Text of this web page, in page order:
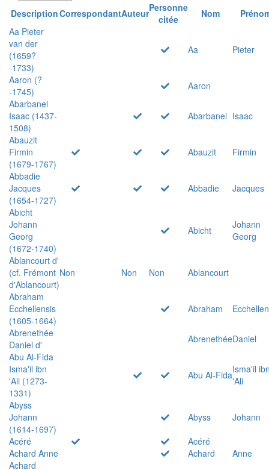
DescriptionCorrespondantAuteurPersonne
citée
Nom
Aa Pieter
van der
(1659?
-1733)
Aa Pieter
Aaron (?
-1745)
Aaron
Abarbanel
Isaac (1437-
1508)
Abarbanel Isaac
Abauzit
Firmin
(1679-1767)
Abauzit
Firmin
Abbadie
Jacques
(1654-1727)
Abbadie
Jacques
Abicht
Johann
Georg
(1672-1740)
Abicht
Johann
Georg
Ablancourt d'
(cf. Frémont
d'Ablancourt)
Non Non Non
Ablancourt
Abraham
Ecchellensis
(1605-1664)
Abraham
Abrenethée
Daniel d'
AbrenethéeDaniel
Abu Al-Fida
Isma'il ibn
'Ali (1273-
1331)
Abu Al-FidaIsma'il
'Ali
Abyss
Johann
(1614-1697)
Abyss
Johann
Acéré
Acéré
Achard Anne
Achard
Anne
Achard